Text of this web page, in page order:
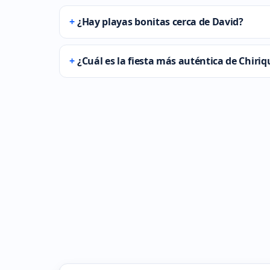
¿Hay playas bonitas cerca de David?
¿Cuál es la fiesta más auténtica de